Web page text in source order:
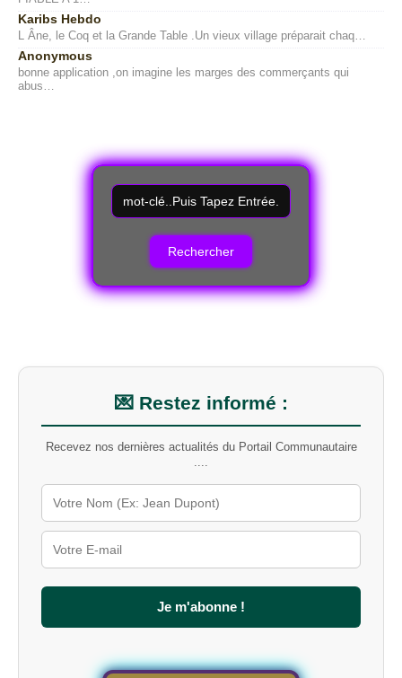
Karibs Hebdo
L Âne, le Coq et la Grande Table .Un vieux village préparait chaq…
Anonymous
bonne application ,on imagine les marges des commerçants qui
abus…
R
e
c
m
o
t
-
l
é
u
r
l
e
💌 Restez informé :
Recevez nos dernières actualités du Portail Communautaire
....
Je m'abonne !